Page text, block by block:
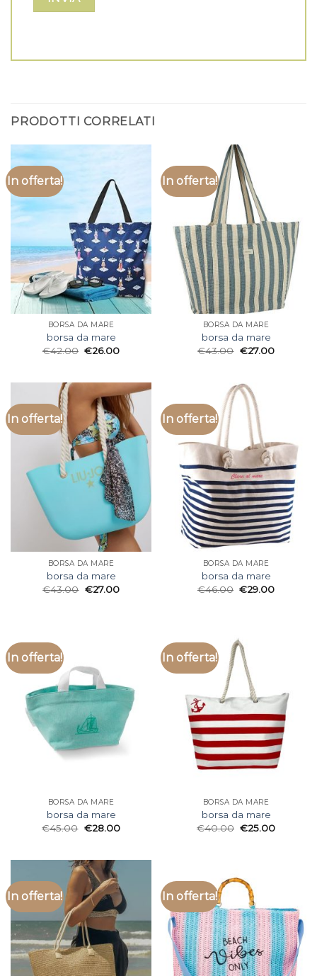
PRODOTTI CORRELATI
In offerta!
BORSA DA MARE
borsa da mare
€42.00 €26.00
In offerta!
BORSA DA MARE
borsa da mare
€43.00 €27.00
In offerta!
BORSA DA MARE
borsa da mare
€43.00 €27.00
In offerta!
BORSA DA MARE
borsa da mare
€46.00 €29.00
In offerta!
BORSA DA MARE
borsa da mare
€45.00 €28.00
In offerta!
BORSA DA MARE
borsa da mare
€40.00 €25.00
In offerta! In offerta!